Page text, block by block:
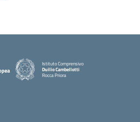
Istituto Comprensivo
Duilio Cambellotti
Rocca Priora